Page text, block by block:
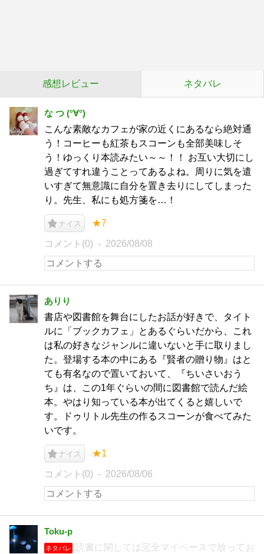
感想レビュー ネタバレ
な つ (°∀°)
こんな素敵なカフェが家の近くにあるなら絶対通
う！コーヒーも紅茶もスコーンも全部美味しそ
う！ゆっくり本読みたい～～！！ お互い大切にし
過ぎてすれ違うことってあるよね。周りに気を遣
いすぎて無意識に自分を置き去りにしてしまった
り。先生、私にも処方箋を…！
ナイス ★7
コメント(0) 2026/08/08
ありり
書店や図書館を舞台にしたお話が好きで、タイト
ルに「ブックカフェ」とあるぐらいだから、これ
は私の好きなジャンルに違いないと手に取りまし
た。登場する本の中にある『賢者の贈り物』はと
ても有名なので置いておいて、『ちいさいおう
ち』は、この1年ぐらいの間に図書館で読んだ絵
本。やはり知っている本が出てくると嬉しいで
す。ドゥリトル先生の作るスコーンが食べてみた
いです。
ナイス ★1
コメント(0) 2026/08/06
Toku-p
ネタバレ 読書に関しては完全マイペースで放ってお